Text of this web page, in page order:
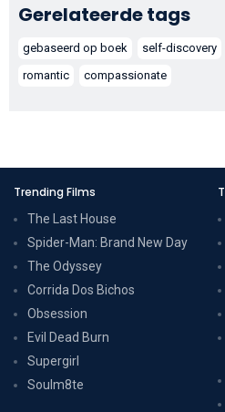
Gerelateerde tags
gebaseerd op boek self-discovery
romantic
compassionate
Trending Films
The Last House
Spider-Man: Brand New Day
The Odyssey
Corrida Dos Bichos
Obsession
Evil Dead Burn
Supergirl
Soulm8te